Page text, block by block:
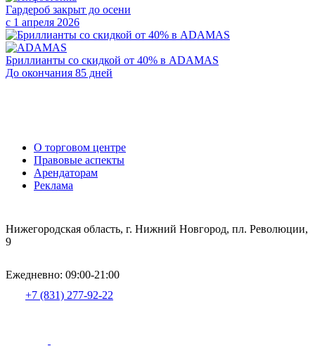
Гардероб закрыт до осени
с 1 апреля 2026
Бриллианты со скидкой от 40% в ADAMAS
До окончания 85 дней
О торговом центре
Правовые аспекты
Арендаторам
Реклама
Нижегородская область, г. Нижний Новгород, пл. Революции,
9
Ежедневно: 09:00-21:00
+7 (831) 277-92-22